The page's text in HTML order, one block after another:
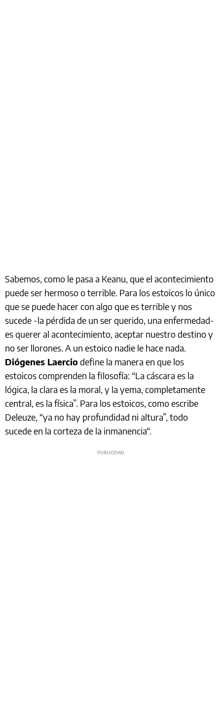
Sabemos, como le pasa a Keanu, que el acontecimiento
puede ser hermoso o terrible. Para los estoicos lo único
que se puede hacer con algo que es terrible y nos
sucede -la pérdida de un ser querido, una enfermedad-
es querer al acontecimiento, aceptar nuestro destino y
no ser llorones. A un estoico nadie le hace nada.
Diógenes Laerciodefine la manera en que los
estoicos comprenden la filosofía: “La cáscara es la
lógica, la clara es la moral, y la yema, completamente
central, es la física”. Para los estoicos, como escribe
Deleuze, “ya no hay profundidad ni altura”, todo
sucede en la corteza de la inmanencia“.